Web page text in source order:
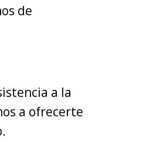
de
a la
a ofrecerte